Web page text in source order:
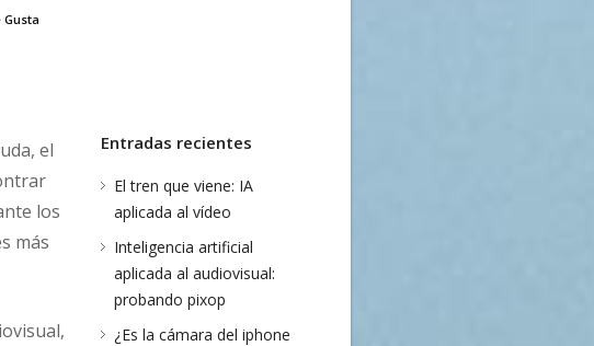
Gusta
el
los
más
Entradas recientes
El tren que viene: IA
aplicada al vídeo
Inteligencia artificial
aplicada al audiovisual:
probando pixop
¿Es la cámara del iphone